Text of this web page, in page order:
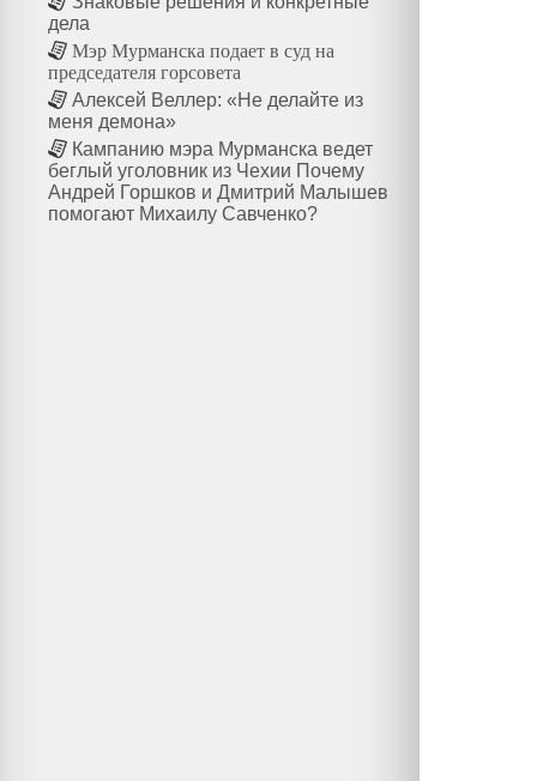
дела
Мэр Мурманска подает в суд на
председателя горсовета
Алексей Веллер: «Не делайте из
меня демона»
Кампанию мэра Мурманска ведет
беглый уголовник из Чехии Почему
Андрей Горшков и Дмитрий Малышев
помогают Михаилу Савченко?